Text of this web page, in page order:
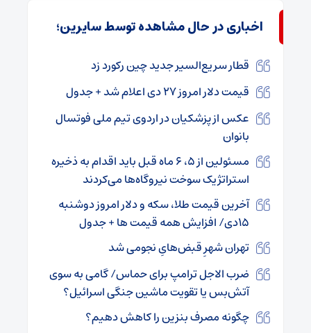
اخباری در حال مشاهده توسط سایرین؛
قطار سریع‌السیر جدید چین رکورد زد
قیمت دلار امروز ۲۷ دی اعلام شد + جدول
عکس از پزشکیان در اردوی تیم ملی فوتسال
بانوان
مسئولین از ۵، ۶ ماه قبل باید اقدام به ذخیره
استراتژیک سوخت نیروگاه‌ها می‌کردند
آخرین قیمت طلا، سکه و دلار امروز دوشنبه
۱۵دی/ افزایش همه قیمت ها + جدول
تهران شهرِ قبض‌هایِ نجومی شد
ضرب الاجل ترامپ برای حماس/ گامی به سوی
آتش‌بس یا تقویت ماشین جنگی اسرائیل؟
چگونه مصرف بنزین را کاهش دهیم؟